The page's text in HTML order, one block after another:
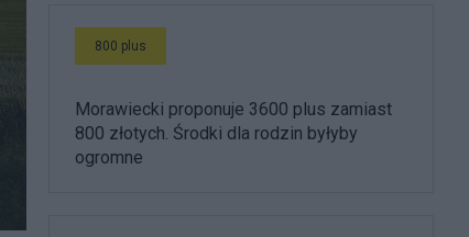
800 plus
Morawiecki proponuje 3600 plus zamiast
800 złotych. Środki dla rodzin byłyby
ogromne